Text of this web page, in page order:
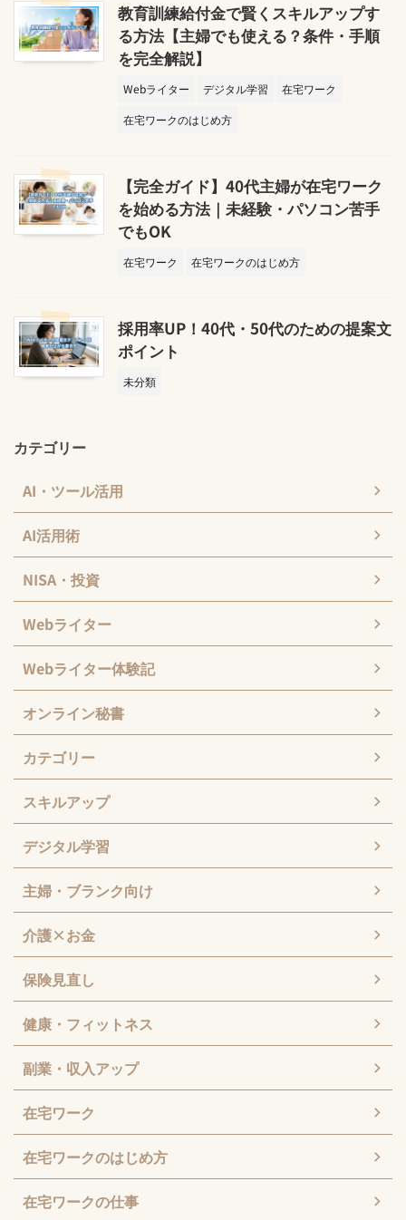
教育訓練給付金で賢くスキルアップす
る方法【主婦でも使える？条件・手順
を完全解説】
Webライター デジタル学習
在宅ワーク
在宅ワークのはじめ方
【完全ガイド】40代主婦が在宅ワーク
を始める方法｜未経験・パソコン苦手
でもOK
在宅ワーク 在宅ワークのはじめ方
採用率UP！40代・50代のための提案文
ポイント
未分類
カテゴリー
AI・ツール活用
AI活用術
NISA・投資
Webライター
Webライター体験記
オンライン秘書
カテゴリー
スキルアップ
デジタル学習
主婦・ブランク向け
介護×お金
保険見直し
健康・フィットネス
副業・収入アップ
在宅ワーク
在宅ワークのはじめ方
在宅ワークの仕事